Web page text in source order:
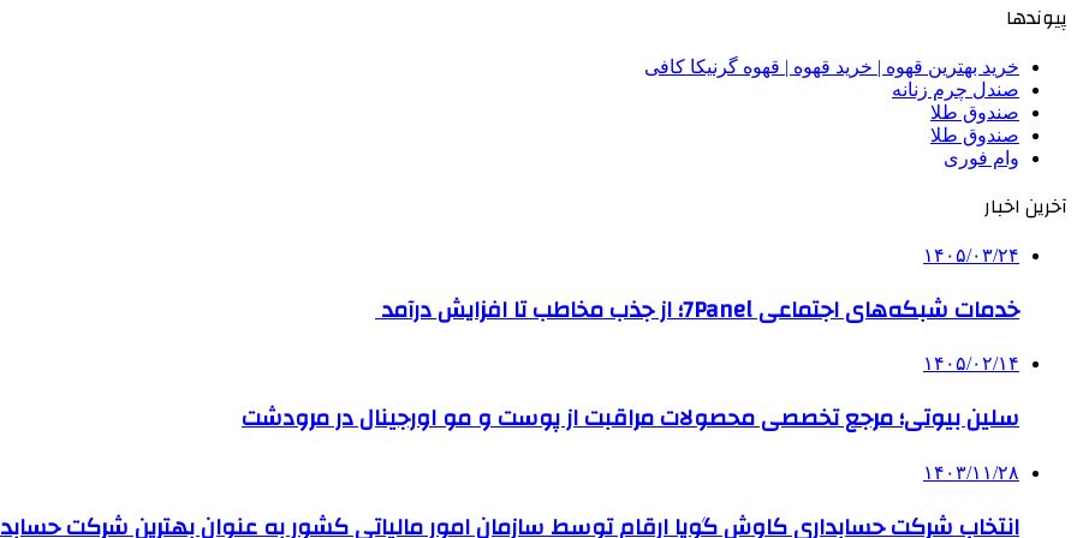
پیوندها
خرید بهترین قهوه | خرید قهوه | قهوه گرنیکا کافی
صندل چرم زنانه
صندوق طلا
صندوق طلا
وام فوری
آخرین اخبار
۱۴۰۵/۰۳/۲۴
خدمات شبکه‌های اجتماعی 7Panel؛ از جذب مخاطب تا افزایش درآمد
۱۴۰۵/۰۲/۱۴
سلین بیوتی؛ مرجع تخصصی محصولات مراقبت از پوست و مو اورجینال در مرودشت
۱۴۰۳/۱۱/۲۸
انتخاب شرکت حسابداری کاوش گویا ارقام توسط سازمان امور مالیاتی کشور به عنوان بهترین شرکت